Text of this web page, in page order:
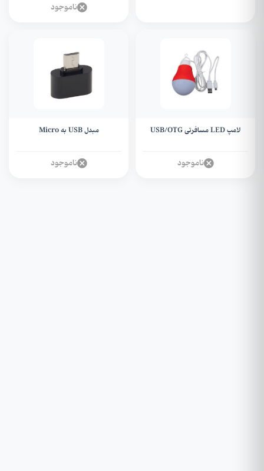
ناموجود
لامپ LED مسافرتی USB/OTG
ناموجود
مبدل USB به Micro
ناموجود